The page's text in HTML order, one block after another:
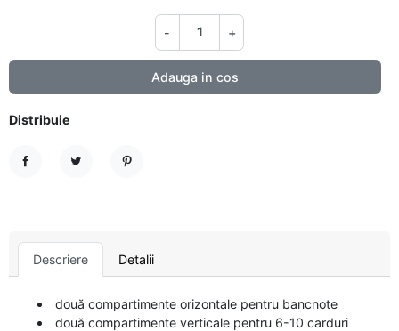
- +
Adauga in cos
Distribuie
Descriere Detalii
două compartimente orizontale pentru bancnote
două compartimente verticale pentru 6-10 carduri